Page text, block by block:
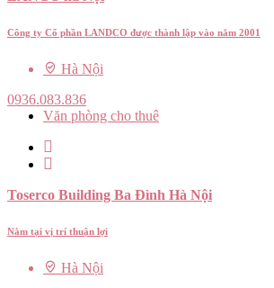
Công ty Cổ phần LANDCO được thành lập vào năm 2001
Hà Nội
0936.083.836
Văn phòng cho thuê
Toserco Building Ba Đình Hà Nội
Nằm tại vị trí thuận lợi
Hà Nội